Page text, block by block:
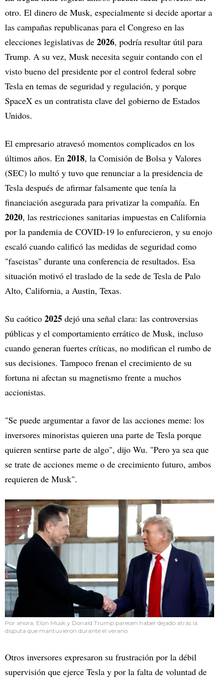
otro. El dinero de Musk, especialmente si decide aportar a
las campañas republicanas para el Congreso en las
elecciones legislativas de 2026, podría resultar útil para
Trump. A su vez, Musk necesita seguir contando con el
visto bueno del presidente por el control federal sobre
Tesla en temas de seguridad y regulación, y porque
SpaceX es un contratista clave del gobierno de Estados
Unidos.
El empresario atravesó momentos complicados en los
últimos años. En 2018, la Comisión de Bolsa y Valores
(SEC) lo multó y tuvo que renunciar a la presidencia de
Tesla después de afirmar falsamente que tenía la
financiación asegurada para privatizar la compañía. En
2020, las restricciones sanitarias impuestas en California
por la pandemia de COVID-19 lo enfurecieron, y su enojo
escaló cuando calificó las medidas de seguridad como
"fascistas" durante una conferencia de resultados. Esa
situación motivó el traslado de la sede de Tesla de Palo
Alto, California, a Austin, Texas.
Su caótico 2025 dejó una señal clara: las controversias
públicas y el comportamiento errático de Musk, incluso
cuando generan fuertes críticas, no modifican el rumbo de
sus decisiones. Tampoco frenan el crecimiento de su
fortuna ni afectan su magnetismo frente a muchos
accionistas.
"Se puede argumentar a favor de las acciones meme: los
inversores minoristas quieren una parte de Tesla porque
quieren sentirse parte de algo", dijo Wu. "Pero ya sea que
se trate de acciones meme o de crecimiento futuro, ambos
requieren de Musk".
Por ahora, Elon Musk y Donald Trump parecen haber dejado atrás la
disputa que mantuvieron durante el verano.
Otros inversores expresaron su frustración por la débil
supervisión que ejerce Tesla y por la falta de voluntad de